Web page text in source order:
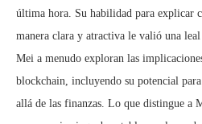
última hora. Su habilidad para explicar
manera clara y atractiva le valió una
Mei a menudo exploran las
blockchain, incluyendo su potencial
allá de las finanzas. Lo que distingue a